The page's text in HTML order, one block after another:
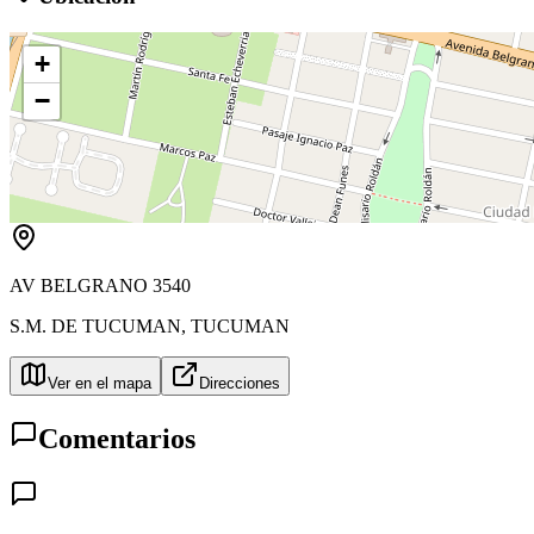
+
−
AV BELGRANO 3540
S.M. DE TUCUMAN, TUCUMAN
Ver en el mapa Direcciones
Comentarios